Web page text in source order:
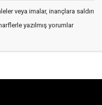
veya imalar, inançlara saldırı
yazılmış yorumlar